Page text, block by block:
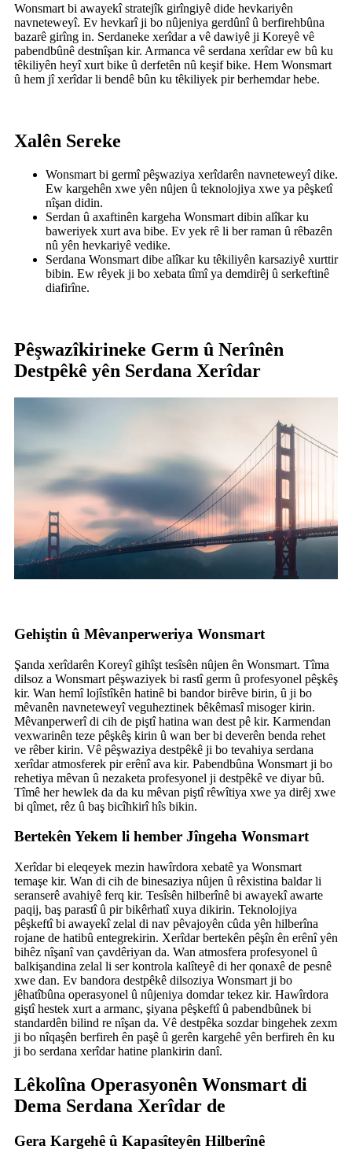
Wonsmart bi awayekî stratejîk girîngiyê dide hevkariyên
navneteweyî. Ev hevkarî ji bo nûjeniya gerdûnî û berfirehbûna
bazarê girîng in. Serdaneke xerîdar a vê dawiyê ji Koreyê vê
pabendbûnê destnîşan kir. Armanca vê serdana xerîdar ew bû ku
têkiliyên heyî xurt bike û derfetên nû keşif bike. Hem Wonsmart
û hem jî xerîdar li bendê bûn ku têkiliyek pir berhemdar hebe.
Xalên Sereke
Wonsmart bi germî pêşwaziya xerîdarên navneteweyî dike.
Ew kargehên xwe yên nûjen û teknolojiya xwe ya pêşketî
nîşan didin.
Serdan û axaftinên kargeha Wonsmart dibin alîkar ku
baweriyek xurt ava bibe. Ev yek rê li ber raman û rêbazên
nû yên hevkariyê vedike.
Serdana Wonsmart dibe alîkar ku têkiliyên karsaziyê xurttir
bibin. Ew rêyek ji bo xebata tîmî ya demdirêj û serkeftinê
diafirîne.
Pêşwazîkirineke Germ û Nerînên
Destpêkê yên Serdana Xerîdar
Gehiştin û Mêvanperweriya Wonsmart
Şanda xerîdarên Koreyî gihîşt tesîsên nûjen ên Wonsmart. Tîma
dilsoz a Wonsmart pêşwaziyek bi rastî germ û profesyonel pêşkêş
kir. Wan hemî lojîstîkên hatinê bi bandor birêve birin, û ji bo
mêvanên navneteweyî veguheztinek bêkêmasî misoger kirin.
Mêvanperwerî di cih de piştî hatina wan dest pê kir. Karmendan
vexwarinên teze pêşkêş kirin û wan ber bi deverên benda rehet
ve rêber kirin. Vê pêşwaziya destpêkê ji bo tevahiya serdana
xerîdar atmosferek pir erênî ava kir. Pabendbûna Wonsmart ji bo
rehetiya mêvan û nezaketa profesyonel ji destpêkê ve diyar bû.
Tîmê her hewlek da da ku mêvan piştî rêwîtiya xwe ya dirêj xwe
bi qîmet, rêz û baş bicîhkirî hîs bikin.
Bertekên Yekem li hember Jîngeha Wonsmart
Xerîdar bi eleqeyek mezin hawîrdora xebatê ya Wonsmart
temaşe kir. Wan di cih de binesaziya nûjen û rêxistina baldar li
seranserê avahiyê ferq kir. Tesîsên hilberînê bi awayekî awarte
paqij, baş parastî û pir bikêrhatî xuya dikirin. Teknolojiya
pêşkeftî bi awayekî zelal di nav pêvajoyên cûda yên hilberîna
rojane de hatibû entegrekirin. Xerîdar bertekên pêşîn ên erênî yên
bihêz nîşanî van çavdêriyan da. Wan atmosfera profesyonel û
balkişandina zelal li ser kontrola kalîteyê di her qonaxê de pesnê
xwe dan. Ev bandora destpêkê dilsoziya Wonsmart ji bo
jêhatîbûna operasyonel û nûjeniya domdar tekez kir. Hawîrdora
giştî hestek xurt a armanc, şiyana pêşkeftî û pabendbûnek bi
standardên bilind re nîşan da. Vê destpêka sozdar bingehek zexm
ji bo nîqaşên berfireh ên paşê û gerên kargehê yên berfireh ên ku
ji bo serdana xerîdar hatine plankirin danî.
Lêkolîna Operasyonên Wonsmart di
Dema Serdana Xerîdar de
Gera Kargehê û Kapasîteyên Hilberînê